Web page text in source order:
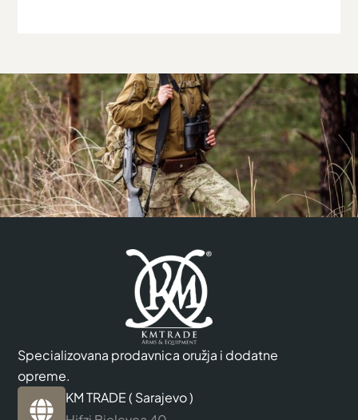
Specializovana prodavnica oružja i dodatne
opreme.
KM TRADE ( Sarajevo )